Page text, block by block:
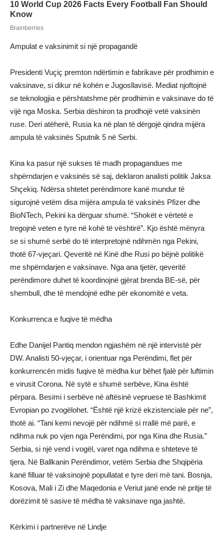
Ampulat e vaksinimit si një propagandë
Presidenti Vuçiç premton ndërtimin e fabrikave për prodhimin e
vaksinave, si dikur në kohën e Jugosllavisë. Mediat njoftojnë
se teknologjia e përshtatshme për prodhimin e vaksinave do të
vijë nga Moska. Serbia dëshiron ta prodhojë vetë vaksinën
ruse. Deri atëherë, Rusia ka në plan të dërgojë qindra mijëra
ampula të vaksinës Sputnik 5 në Serbi.
Kina ka pasur një sukses të madh propagandues me
shpërndarjen e vaksinës së saj, deklaron analisti politik Jaksa
Shçekiq. Ndërsa shtetet perëndimore kanë mundur të
sigurojnë vetëm disa mijëra ampula të vaksinës Pfizer dhe
BioNTech, Pekini ka dërguar shumë. “Shokët e vërtetë e
tregojnë veten e tyre në kohë të vështirë”. Kjo është mënyra
se si shumë serbë do të interpretojnë ndihmën nga Pekini,
thotë 67-vjeçari. Qeveritë në Kinë dhe Rusi po bëjnë politikë
me shpërndarjen e vaksinave. Nga ana tjetër, qeveritë
perëndimore duhet të koordinojnë gjërat brenda BE-së, për
shembull, dhe të mendojnë edhe për ekonomitë e veta.
Konkurrenca e fuqive të mëdha
Edhe Danijel Pantiq mendon ngjashëm në një intervistë për
DW. Analisti 50-vjeçar, i orientuar nga Perëndimi, flet për
konkurrencën midis fuqive të mëdha kur bëhet fjalë për luftimin
e virusit Corona. Në sytë e shumë serbëve, Kina është
përpara. Besimi i serbëve në aftësinë vepruese të Bashkimit
Evropian po zvogëlohet. “Është një krizë ekzistenciale për ne”,
thotë ai. “Tani kemi nevojë për ndihmë si rrallë më parë, e
ndihma nuk po vjen nga Perëndimi, por nga Kina dhe Rusia.”
Serbia, si një vend i vogël, varet nga ndihma e shteteve të
tjera. Në Ballkanin Perëndimor, vetëm Serbia dhe Shqipëria
kanë filluar të vaksinojnë popullatat e tyre deri më tani. Bosnja,
Kosova, Mali i Zi dhe Maqedonia e Veriut janë ende në pritje të
dorëzimit të sasive të mëdha të vaksinave nga jashtë.
Kërkimi i partnerëve në Lindje